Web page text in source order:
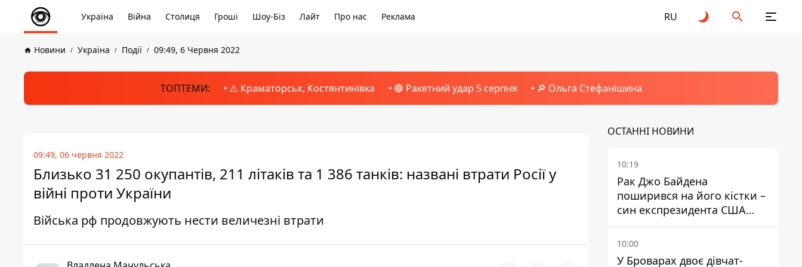
Україна Війна Столиця Гроші Шоу-Біз Лайт Про нас Реклама RU
Новини Україна Події 09:49, 6 Червня 2022
ТОПТЕМИ: ⚠️ Краматорськ, Костянтинівка 🔴 Ракетний удар 5 серпня 🔎 Ольга Стефанішина
09:49, 06 червня 2022
Близько 31 250 окупантів, 211 літаків та 1 386 танків: названі втрати Росії у
війні проти України
Війська рф продовжують нести величезні втрати
ОСТАННІ НОВИНИ
10:19
Рак Джо Байдена
поширився на його кістки –
син експрезидента США
розповів, що хвороба
батька прогресує
10:00
У Броварах двоє дівчат-